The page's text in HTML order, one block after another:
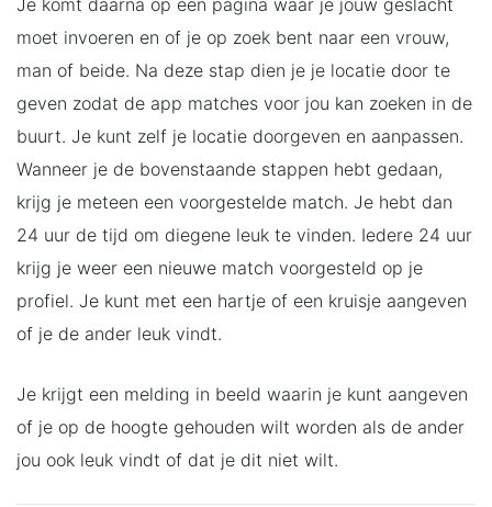
Je komt daarna op een pagina waar je jouw geslacht
moet invoeren en of je op zoek bent naar een vrouw,
man of beide. Na deze stap dien je je locatie door te
geven zodat de app matches voor jou kan zoeken in de
buurt. Je kunt zelf je locatie doorgeven en aanpassen.
Wanneer je de bovenstaande stappen hebt gedaan,
krijg je meteen een voorgestelde match. Je hebt dan
24 uur de tijd om diegene leuk te vinden. Iedere 24 uur
krijg je weer een nieuwe match voorgesteld op je
profiel. Je kunt met een hartje of een kruisje aangeven
of je de ander leuk vindt.
Je krijgt een melding in beeld waarin je kunt aangeven
of je op de hoogte gehouden wilt worden als de ander
jou ook leuk vindt of dat je dit niet wilt.